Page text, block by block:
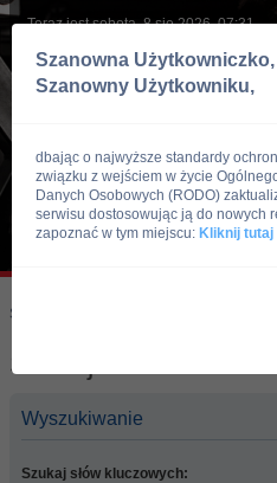
Teraz jest sobota, 8 sie 2026, 07:31
Skocz do:
Szukaj
Wyszukiwanie
Szukaj słów kluczowych:
Szanowna Użytkowniczko,
Szanowny Użytkowniku,
dbając o najwyższe standardy
związku z wejściem w życie
Danych Osobowych (RODO)
serwisu dostosowując ją do nowych
zapoznać w tym miejscu: Kliknij tutaj